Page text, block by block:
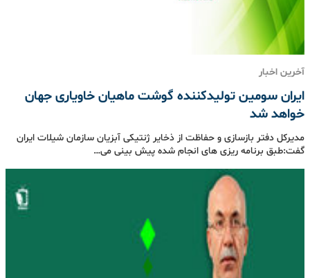
آخرین اخبار
ایران سومین تولیدکننده گوشت ماهیان خاویاری جهان
خواهد شد
مدیرکل دفتر بازسازی و حفاظت از ذخایر ژنتیکی آبزیان سازمان شیلات ایران
گفت:طبق برنامه ریزی های انجام شده پیش بینی می…